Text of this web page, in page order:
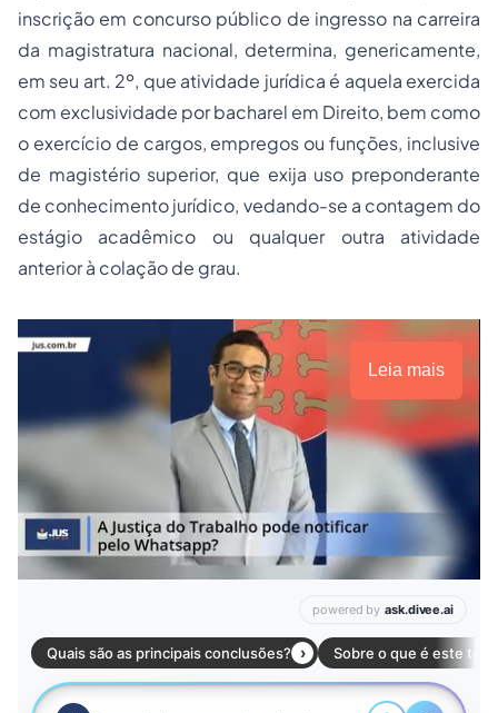
inscrição em concurso público de ingresso na carreira
da magistratura nacional, determina, genericamente,
em seu art. 2º, que atividade jurídica é aquela exercida
com exclusividade por bacharel em Direito, bem como
o exercício de cargos, empregos ou funções, inclusive
de magistério superior, que exija uso preponderante
de conhecimento jurídico, vedando-se a contagem do
estágio acadêmico ou qualquer outra atividade
anterior à colação de grau.
Leia mais